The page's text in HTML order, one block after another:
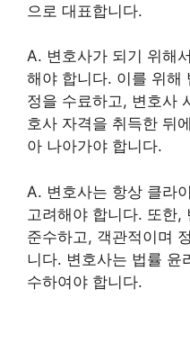
으로 대표합니다.
A. 변호사가 되기 위해
해야 합니다. 이를 위해
정을 수료하고, 변호사
호사 자격을 취득한 뒤
아 나아가야 합니다.
A. 변호사는 항상 클라
고려해야 합니다. 또한,
준수하고, 객관적이며
니다. 변호사는 법률 윤
수하여야 합니다.